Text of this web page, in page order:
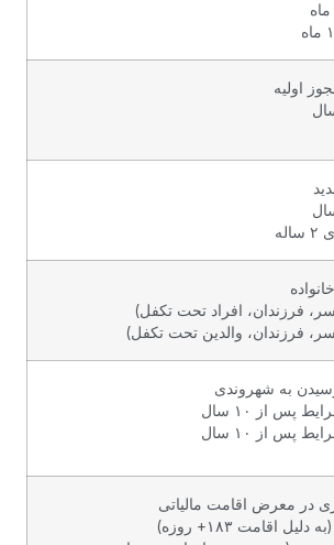
اولیه
فرزندان، افراد تحت تکفل)
فرزندان، والدین تحت تکفل)
به شهروندی
پس از ۱۰ سال
پس از ۱۰ سال
در معرض اقامت مالیاتی
اقامت ۱۸۳+ روزه)